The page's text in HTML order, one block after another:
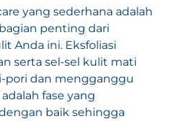
yang sederhana adalah
penting dari
Anda ini. Eksfoliasi
serta sel-sel kulit mati
pori dan mengganggu
fase yang
baik sehingga